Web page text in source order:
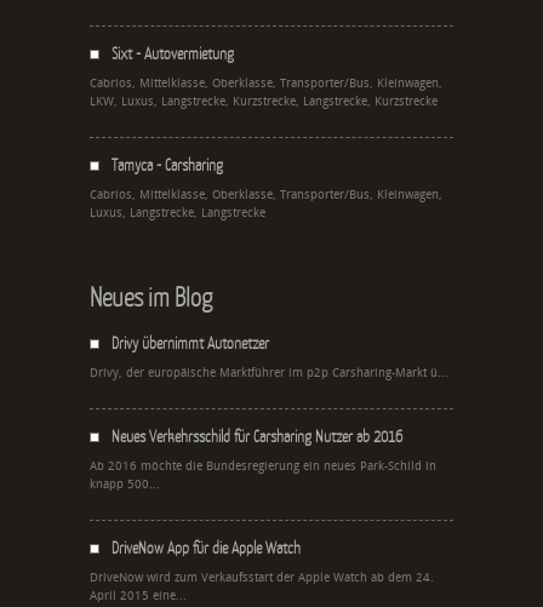
Sixt - Autovermietung
Cabrios, Mittelklasse, Oberklasse, Transporter/Bus, Kleinwagen,
LKW, Luxus, Langstrecke, Kurzstrecke, Langstrecke, Kurzstrecke
Tamyca - Carsharing
Cabrios, Mittelklasse, Oberklasse, Transporter/Bus, Kleinwagen,
Luxus, Langstrecke, Langstrecke
Neues im Blog
Drivy übernimmt Autonetzer
Drivy, der europäische Marktführer im p2p Carsharing-Markt ü...
Neues Verkehrsschild für Carsharing Nutzer ab 2016
Ab 2016 möchte die Bundesregierung ein neues Park-Schild in
knapp 500...
DriveNow App für die Apple Watch
DriveNow wird zum Verkaufsstart der Apple Watch ab dem 24.
April 2015 eine...